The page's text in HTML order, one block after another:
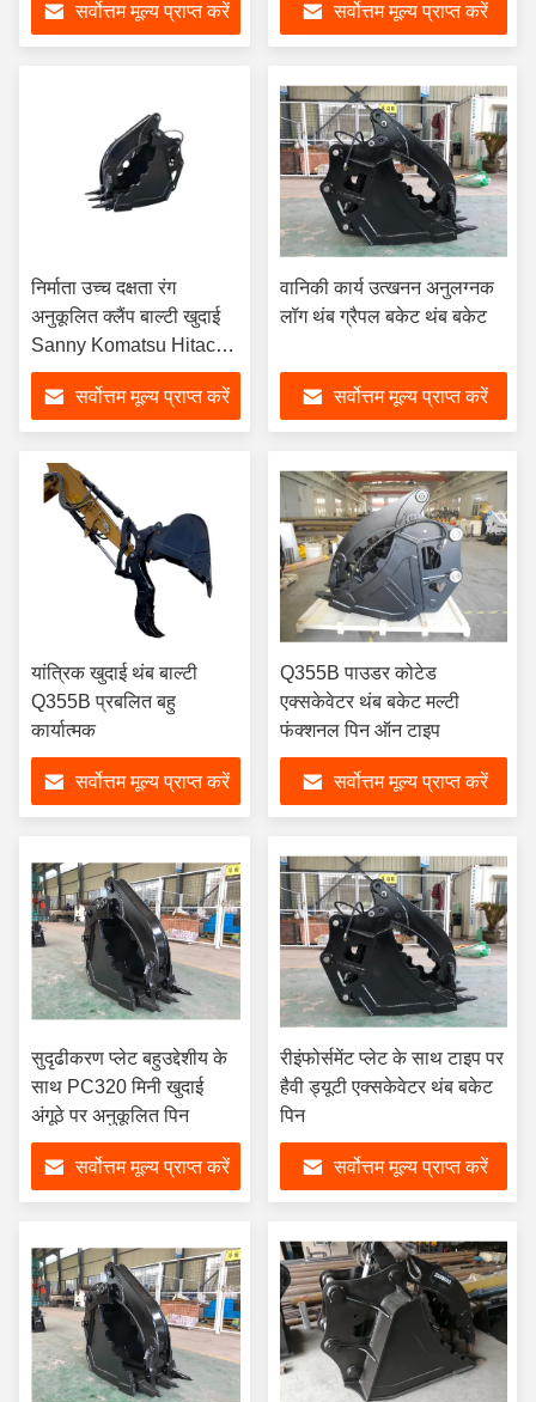
सर्वोत्तम मूल्य प्राप्त करें सर्वोत्तम मूल्य प्राप्त करें
निर्माता उच्च दक्षता रंग
अनुकूलित क्लैंप बाल्टी खुदाई
Sanny Komatsu Hitachi
बिल्ली आदि के लिए अंगूठे बाल्टी
सर्वोत्तम मूल्य प्राप्त करें
वानिकी कार्य उत्खनन अनुलग्नक
लॉग थंब ग्रैपल बकेट थंब बकेट
सर्वोत्तम मूल्य प्राप्त करें
यांत्रिक खुदाई थंब बाल्टी
Q355B प्रबलित बहु
कार्यात्मक
सर्वोत्तम मूल्य प्राप्त करें
Q355B पाउडर कोटेड
एक्सकेवेटर थंब बकेट मल्टी
फंक्शनल पिन ऑन टाइप
सर्वोत्तम मूल्य प्राप्त करें
सुदृढीकरण प्लेट बहुउद्देशीय के
साथ PC320 मिनी खुदाई
अंगूठे पर अनुकूलित पिन
सर्वोत्तम मूल्य प्राप्त करें
रीइंफोर्समेंट प्लेट के साथ टाइप पर
हैवी ड्यूटी एक्सकेवेटर थंब बकेट
पिन
सर्वोत्तम मूल्य प्राप्त करें